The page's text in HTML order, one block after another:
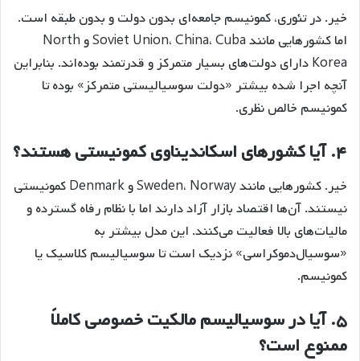
خیر. در تئوری، کمونیسم جامعه‌ای بدون دولت و بدون طبقه است.
اما کشورهایی مانند Soviet Union، China، Cuba و North
Korea دارای دولت‌های بسیار متمرکز و قدرتمند بوده‌اند. بنابراین
آنچه اجرا شده بیشتر «دولت سوسیالیستی متمرکز» بوده تا
کمونیسم خالص نظری.
۴. آیا کشورهای اسکاندیناوی کمونیستی هستند؟
خیر. کشورهایی مانند Sweden، Norway و Denmark کمونیستی
نیستند. آن‌ها اقتصاد بازار آزاد دارند اما با نظام رفاه گسترده و
مالیات‌های بالا فعالیت می‌کنند. این مدل بیشتر به
«سوسیال‌دموکراسی» نزدیک است تا سوسیالیسم کلاسیک یا
کمونیسم.
۵. آیا در سوسیالیسم مالکیت خصوصی کاملاً
ممنوع است؟